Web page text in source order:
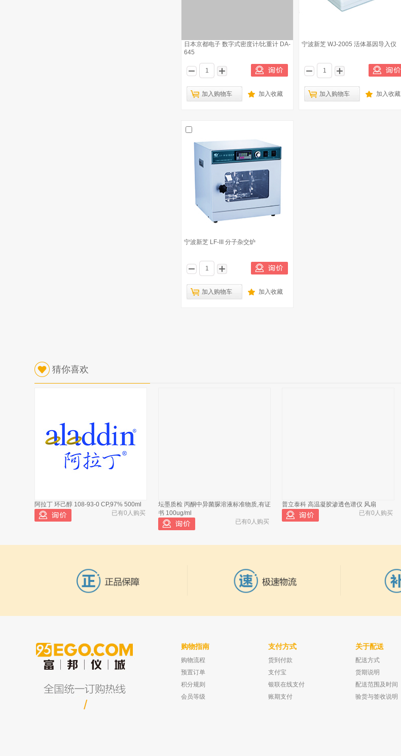
日本京都电子 数字式密度计/比重计 DA-
645
加入购物车 加入收藏
宁波新芝 WJ-2005 活体基因导入仪
加入购物车 加入收藏
宁波新芝 LF-III 分子杂交炉
加入购物车 加入收藏
猜你喜欢
阿拉丁 环己醇 108-93-0 CP,97% 500ml
已有0人购买
坛墨质检 丙酮中异菌脲溶液标准物质,有证
书 100ug/ml
已有0人购买
普立泰科 高温凝胶渗透色谱仪 风扇
已有0人购买
上海欧尼 ON系列毛细管色谱柱 SE-30 非极
性柱 内径:0.32mm 长度：50m
富邦仪城 半球式蒸发皿 225ml
已有0人购买
上海岛津 Rtx®-1 气相色谱柱（熔融石英，
Crossbond® 100% 二甲基
/
购物指南
购物流程
预置订单
积分规则
会员等级
支付方式
货到付款
支付宝
银联在线支付
账期支付
关于配送
配送方式
货期说明
配送范围及时间
验货与签收说明